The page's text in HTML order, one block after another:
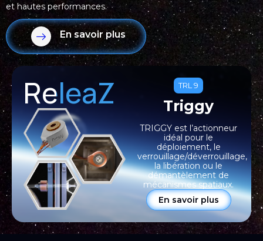
et hautes performances.
En savoir plus
ReleaZ TRL 9
Triggy
TRIGGY est l’actionneur
idéal pour le
déploiement, le
verrouillage/déverrouillage,
la libération ou le
démantèlement de
mécanismes spatiaux.
En savoir plus